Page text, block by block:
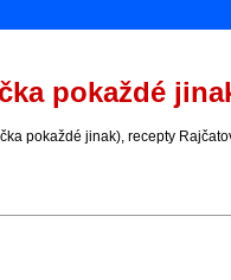
pokaždé
pokaždé jinak), recepty